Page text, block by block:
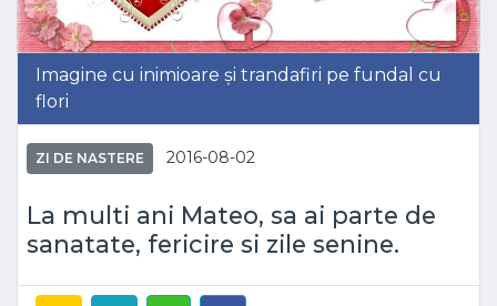
Imagine cu inimioare și trandafiri pe fundal cu
flori
ZI DE NASTERE 2016-08-02
La multi ani Mateo, sa ai parte de
sanatate, fericire si zile senine.